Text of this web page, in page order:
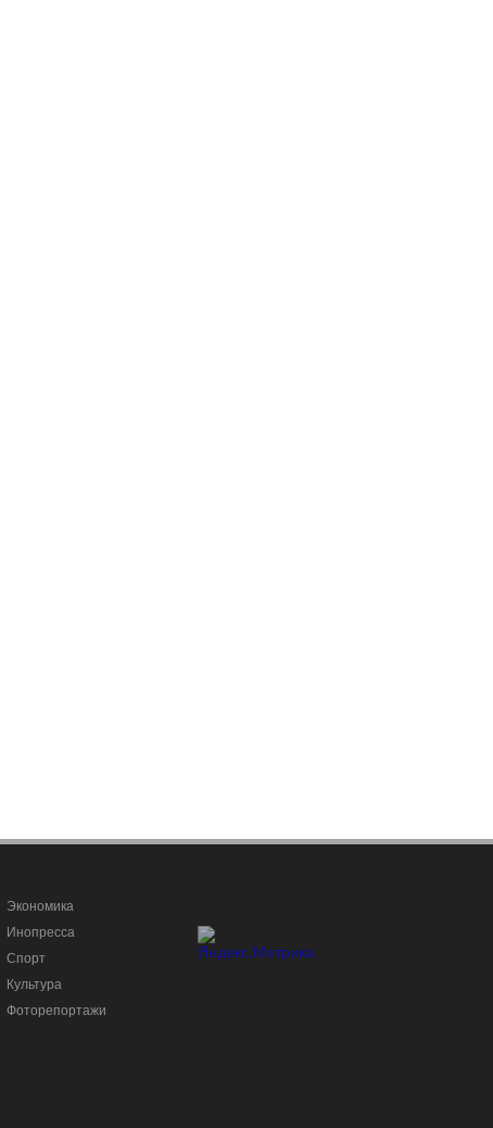
Экономика
Инопресса
Спорт
Культура
Фоторепортажи